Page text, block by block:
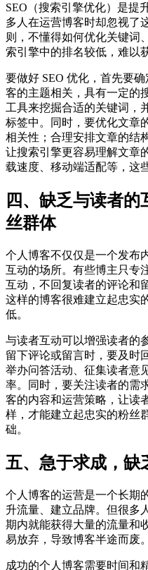
SEO（搜索引擎优化）是提
多人在运营博客时却忽视了
则，不懂得如何优化关键词
索引擎中的排名较低，难以
要做好 SEO 优化，首先要
客的主题相关，具有一定的
工具来挖掘合适的关键词，
标签中。同时，要优化文章
相关性；合理安排文章的结
让搜索引擎更容易理解文章
载速度、移动端适配等，这
四、缺乏与读者
丝群体
个人博客不仅仅是一个发布
互动的场所。有些博主只专
互动，不回复读者的评论和
这样的博客很难建立起忠实
低。
与读者互动可以增强读者的
留下评论或留言时，要及时
举办问答活动、征集读者意
率。同时，要关注读者的需
客的内容和运营策略，让读
样，才能建立起忠实的粉丝
础。
五、急于求成，缺
个人博客的运营是一个长期
升流量、建立品牌。但很多
期内就能获得大量的流量和
易放弃，导致博客半途而废。
成功的个人博客需要时间和